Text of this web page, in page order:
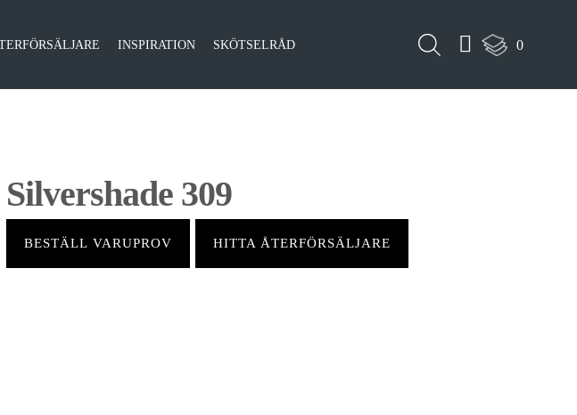
INSPIRATION SKÖTSELRÅD 0
Silvershade 309
BESTÄLL VARUPROV HITTA ÅTERFÖRSÄLJARE